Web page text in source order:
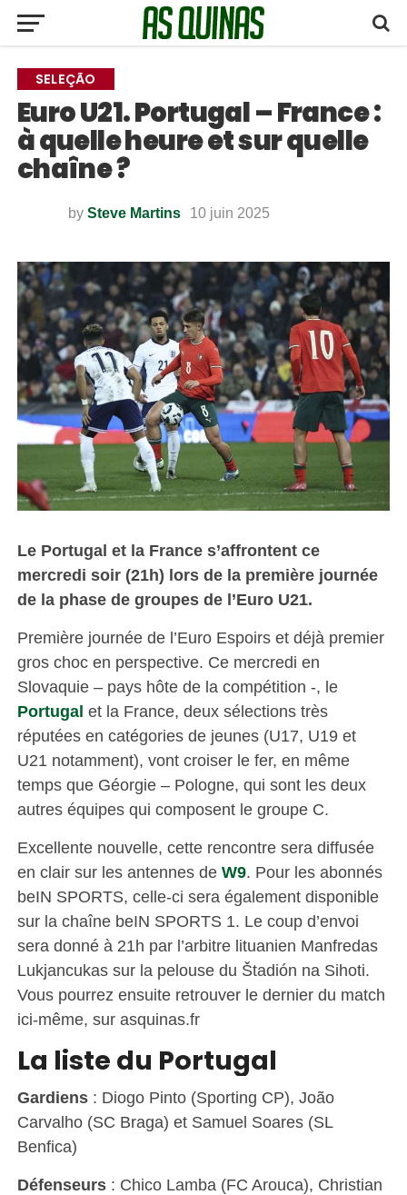
SELEÇÃO
Euro U21. Portugal – France :
à quelle heure et sur quelle
chaîne ?
by Steve Martins 10 juin 2025
Le Portugal et la France s’affrontent ce
mercredi soir (21h) lors de la première journée
de la phase de groupes de l’Euro U21.
Première journée de l’Euro Espoirs et déjà premier
gros choc en perspective. Ce mercredi en
Slovaquie – pays hôte de la compétition -, le
Portugal et la France, deux sélections très
réputées en catégories de jeunes (U17, U19 et
U21 notamment), vont croiser le fer, en même
temps que Géorgie – Pologne, qui sont les deux
autres équipes qui composent le groupe C.
Excellente nouvelle, cette rencontre sera diffusée
en clair sur les antennes de W9. Pour les abonnés
beIN SPORTS, celle-ci sera également disponible
sur la chaîne beIN SPORTS 1. Le coup d’envoi
sera donné à 21h par l’arbitre lituanien Manfredas
Lukjancukas sur la pelouse du Štadión na Sihoti.
Vous pourrez ensuite retrouver le dernier du match
ici-même, sur asquinas.fr
La liste du Portugal
Gardiens: Diogo Pinto (Sporting CP), João
Carvalho (SC Braga) et Samuel Soares (SL
Benfica)
Défenseurs: Chico Lamba (FC Arouca), Christian